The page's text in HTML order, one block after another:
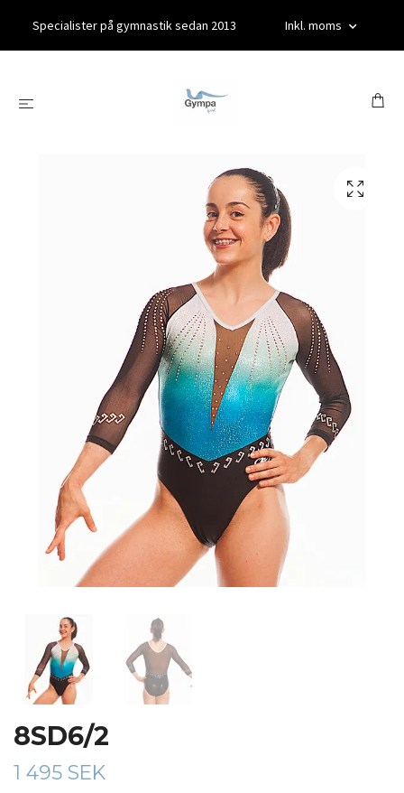
Specialister på gymnastik sedan 2013 Inkl. moms
8SD6/2
1 495 SEK